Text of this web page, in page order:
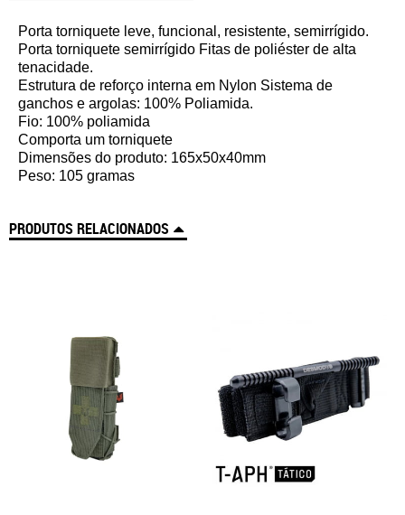
Porta torniquete leve, funcional, resistente, semirrígido.
Porta torniquete semirrígido Fitas de poliéster de alta
tenacidade.
Estrutura de reforço interna em Nylon Sistema de
ganchos e argolas: 100% Poliamida.
Fio: 100% poliamida
Comporta um torniquete
Dimensões do produto: 165x50x40mm
Peso: 105 gramas
PRODUTOS RELACIONADOS